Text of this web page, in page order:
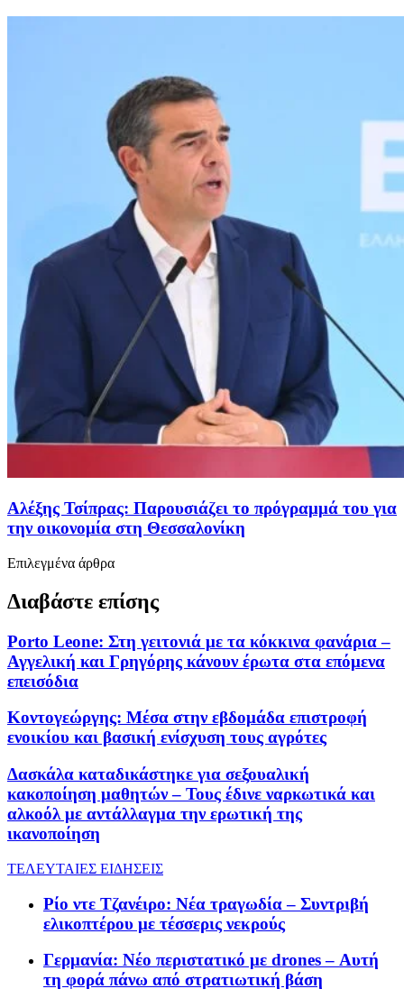
Αλέξης Τσίπρας: Παρουσιάζει το πρόγραμμά του για
την οικονομία στη Θεσσαλονίκη
Επιλεγμένα άρθρα
Διαβάστε επίσης
Porto Leone: Στη γειτονιά με τα κόκκινα φανάρια –
Αγγελική και Γρηγόρης κάνουν έρωτα στα επόμενα
επεισόδια
Κοντογεώργης: Μέσα στην εβδομάδα επιστροφή
ενοικίου και βασική ενίσχυση τους αγρότες
Δασκάλα καταδικάστηκε για σεξουαλική
κακοποίηση μαθητών – Τους έδινε ναρκωτικά και
αλκοόλ με αντάλλαγμα την ερωτική της
ικανοποίηση
ΤΕΛΕΥΤΑΙΕΣ ΕΙΔΗΣΕΙΣ
Ρίο ντε Τζανέιρο: Νέα τραγωδία – Συντριβή
ελικοπτέρου με τέσσερις νεκρούς
Γερμανία: Νέο περιστατικό με drones – Αυτή
τη φορά πάνω από στρατιωτική βάση